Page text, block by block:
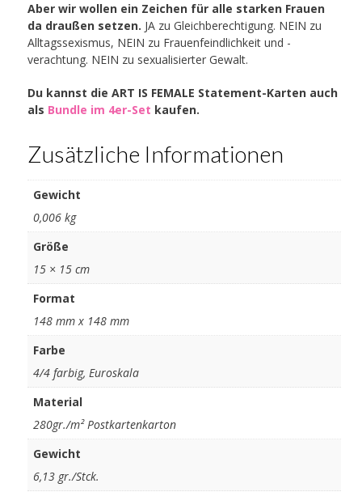
Aber wir wollen ein Zeichen für alle starken Frauen
da draußen setzen. JA zu Gleichberechtigung. NEIN zu
Alltagssexismus, NEIN zu Frauenfeindlichkeit und -
verachtung. NEIN zu sexualisierter Gewalt.
Du kannst die ART IS FEMALE Statement-Karten auch
als Bundle im 4er-Set kaufen.
Zusätzliche Informationen
Gewicht
0,006 kg
Größe
15 × 15 cm
Format
148 mm x 148 mm
Farbe
4/4 farbig, Euroskala
Material
280gr./m² Postkartenkarton
Gewicht
6,13 gr./Stck.